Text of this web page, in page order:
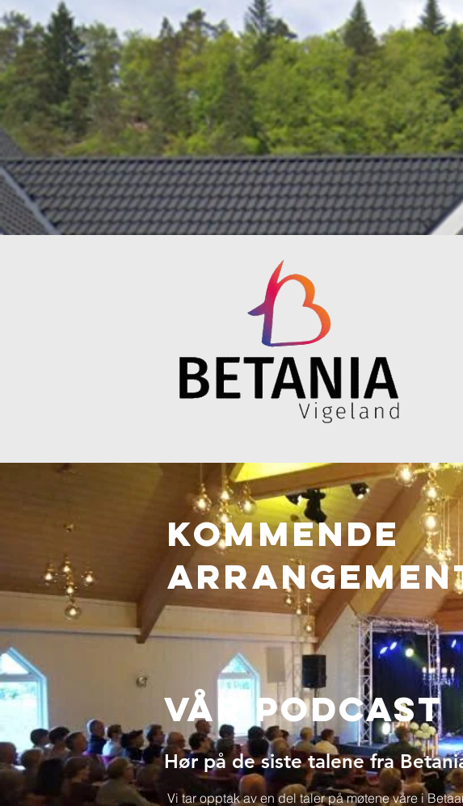
Kommende
Vår Podcast
Hør på de siste talene fra
Vi tar opptak av en del taler på møtene våre i